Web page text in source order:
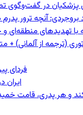
بروجردی: آنچه ترور
با تهدیدهای
(ترجمه از آلمانی)
فردای
ایران
و هر پدری، قامت